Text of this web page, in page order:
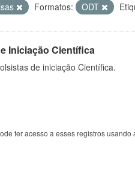
Formatos: ODT
Iniciação Científica
de iniciação Científica.
ter acesso a esses registros usando